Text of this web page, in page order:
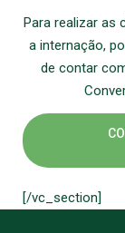
Para realizar as
a internação,
de contar
[/vc_section]